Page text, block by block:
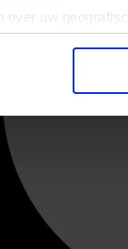
over uw
door het actief
gegevens
en
Ook delen we
Deze partners
op basis